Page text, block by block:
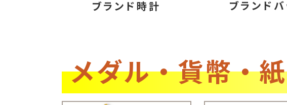
ブランド時計 ブランド
メダル・貨幣・